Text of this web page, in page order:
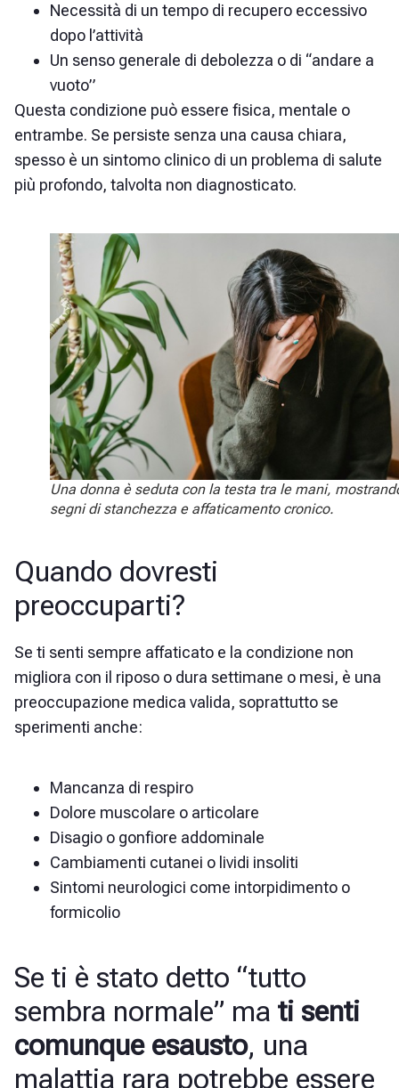
Necessità di un tempo di recupero eccessivo
dopo l’attività
Un senso generale di debolezza o di “andare a
vuoto”
Questa condizione può essere fisica, mentale o
entrambe. Se persiste senza una causa chiara,
spesso è un sintomo clinico di un problema di salute
più profondo, talvolta non diagnosticato.
Una donna è seduta con la testa tra le mani,
segni di stanchezza e affaticamento cronico.
Quando dovresti
preoccuparti?
Se ti senti sempre affaticato e la condizione non
migliora con il riposo o dura settimane o mesi, è una
preoccupazione medica valida, soprattutto se
sperimenti anche:
Mancanza di respiro
Dolore muscolare o articolare
Disagio o gonfiore addominale
Cambiamenti cutanei o lividi insoliti
Sintomi neurologici come intorpidimento o
formicolio
Se ti è stato detto “tutto
sembra normale” ma ti senti
comunque esausto, una
malattia rara potrebbe essere